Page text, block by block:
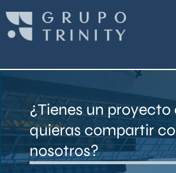
contenido
¿Tienes un proyecto
quieras compartir
nosotros?